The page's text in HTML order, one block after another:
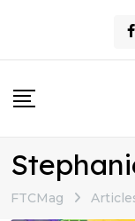
content
FTCMag